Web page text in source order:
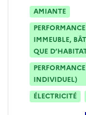
AMIANTE
IMMEUBLE,
QUE
INDIVIDUEL)
ÉLECTRICITÉ